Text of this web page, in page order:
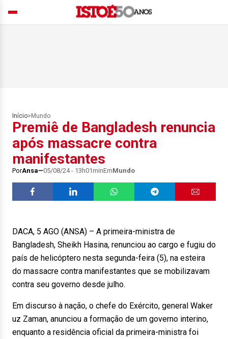
Início> Mundo
Premiê de Bangladesh renuncia
após massacre contra
manifestantes
PorAnsa 05/08/24 - 13h01minEmMundo
DACA, 5 AGO (ANSA) – A primeira-ministra de
Bangladesh, Sheikh Hasina, renunciou ao cargo e fugiu do
país de helicóptero nesta segunda-feira (5), na esteira
do massacre contra manifestantes que se mobilizavam
contra seu governo desde julho.
Em discurso à nação, o chefe do Exército, general Waker
uz Zaman, anunciou a formação de um governo interino,
enquanto a residência oficial da primeira-ministra foi